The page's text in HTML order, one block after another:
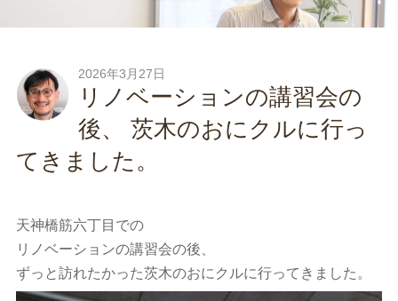
2026年3月27日
リノベーションの講習会の
後、 茨木のおにクルに行っ
てきました。
天神橋筋六丁目での
リノベーションの講習会の後、
ずっと訪れたかった茨木のおにクルに行ってきました。